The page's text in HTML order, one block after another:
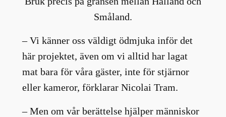
Småland.
– Vi känner oss väldigt ödmjuka inför det
här projektet, även om vi alltid har lagat
mat bara för våra gäster, inte för stjärnor
eller kameror, förklarar Nicolai Tram.
– Men om vår berättelse hjälper människor